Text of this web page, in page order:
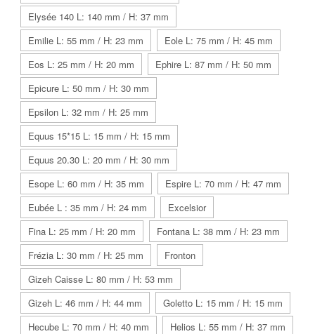
Elysée 140 L: 140 mm / H: 37 mm
Emilie L: 55 mm / H: 23 mm
Eole L: 75 mm / H: 45 mm
Eos L: 25 mm / H: 20 mm
Ephire L: 87 mm / H: 50 mm
Epicure L: 50 mm / H: 30 mm
Epsilon L: 32 mm / H: 25 mm
Equus 15*15 L: 15 mm / H: 15 mm
Equus 20.30 L: 20 mm / H: 30 mm
Esope L: 60 mm / H: 35 mm
Espire L: 70 mm / H: 47 mm
Eubée L : 35 mm / H: 24 mm
Excelsior
Fina L: 25 mm / H: 20 mm
Fontana L: 38 mm / H: 23 mm
Frézia L: 30 mm / H: 25 mm
Fronton
Gizeh Caisse L: 80 mm / H: 53 mm
Gizeh L: 46 mm / H: 44 mm
Goletto L: 15 mm / H: 15 mm
Hecube L: 70 mm / H: 40 mm
Helios L: 55 mm / H: 37 mm